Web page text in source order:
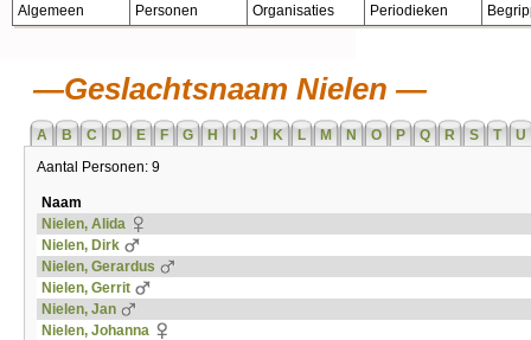
Algemeen Personen Organisaties Periodieken
Geslachtsnaam Nielen
A B C D E F G H J K L M N O P Q R S T
U
Aantal Personen: 9
Naam
Nielen, Alida
Nielen, Dirk
Nielen, Gerardus
Nielen, Gerrit
Nielen, Jan
Nielen, Johanna